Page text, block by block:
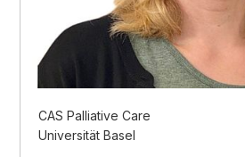
CAS Palliative Care
Universität Basel